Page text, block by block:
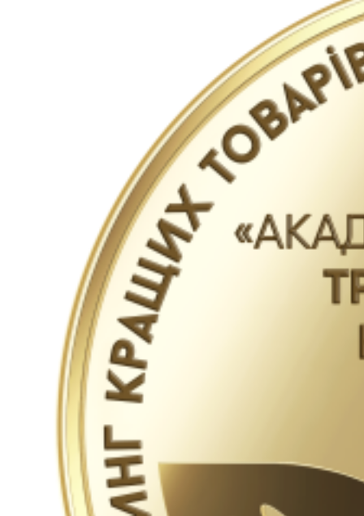
Академия
игры.